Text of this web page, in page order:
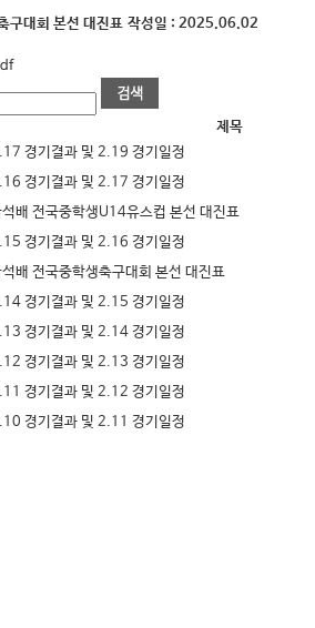
구대회 본선 대진표 작성일 : 2025.06.02
제목
경기결과 및 2.19 경기일정
경기결과 및 2.17 경기일정
배 전국중학생U14유스컵 본선 대진표
경기결과 및 2.16 경기일정
배 전국중학생축구대회 본선 대진표
경기결과 및 2.15 경기일정
경기결과 및 2.14 경기일정
경기결과 및 2.13 경기일정
경기결과 및 2.12 경기일정
경기결과 및 2.11 경기일정